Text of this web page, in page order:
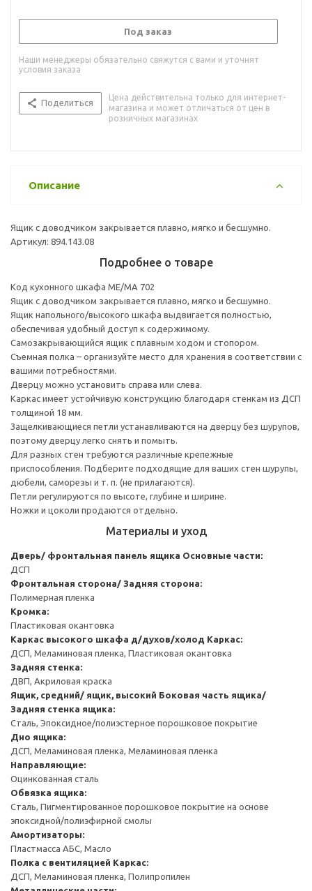
Под заказ
Наши менеджеры обязательно свяжутся с вами и уточнят
условия заказа
Поделиться
Цена действительна только для интернет-
магазина и может отличаться от цен в
розничных магазинах
Описание
Ящик с доводчиком закрывается плавно, мягко и бесшумно.
Артикул: 894.143.08
Подробнее о товаре
Код кухонного шкафа ME/MA 702
Ящик с доводчиком закрывается плавно, мягко и бесшумно.
Ящик напольного/высокого шкафа выдвигается полностью,
обеспечивая удобный доступ к содержимому.
Cамозакрывающийся ящик с плавным ходом и стопором.
Съемная полка – организуйте место для хранения в соответствии с
вашими потребностями.
Дверцу можно установить справа или слева.
Каркас имеет устойчивую конструкцию благодаря стенкам из ДСП
толщиной 18 мм.
Защелкивающиеся петли устанавливаются на дверцу без шурупов,
поэтому дверцу легко снять и помыть.
Для разных стен требуются различные крепежные
приспособления. Подберите подходящие для ваших стен шурупы,
дюбели, саморезы и т. п. (не прилагаются).
Петли регулируются по высоте, глубине и ширине.
Ножки и цоколи продаются отдельно.
Материалы и уход
Дверь/ фронтальная панель ящика Основные части:
ДСП
Фронтальная сторона/ Задняя сторона:
Полимерная пленка
Кромка:
Пластиковая окантовка
Каркас высокого шкафа д/духов/холод Каркас:
ДСП, Меламиновая пленка, Пластиковая окантовка
Задняя стенка:
ДВП, Акриловая краска
Ящик, средний/ ящик, высокий Боковая часть ящика/
Задняя стенка ящика:
Сталь, Эпоксидное/полиэстерное порошковое покрытие
Дно ящика:
ДСП, Меламиновая пленка, Меламиновая пленка
Направляющие:
Оцинкованная сталь
Обвязка ящика:
Сталь, Пигментированное порошковое покрытие на основе
эпоксидной/полиэфирной смолы
Амортизаторы:
Пластмасса АБС, Масло
Полка с вентиляцией Каркас:
ДСП, Меламиновая пленка, Полипропилен